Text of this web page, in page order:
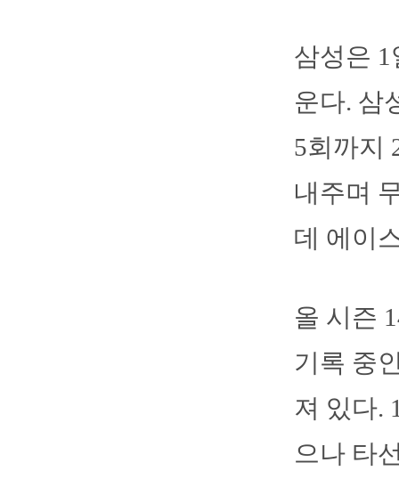
삼성은
운다. 삼
5회까지
내주며
데 에이
올 시즌
기록 중
져 있다.
으나 타